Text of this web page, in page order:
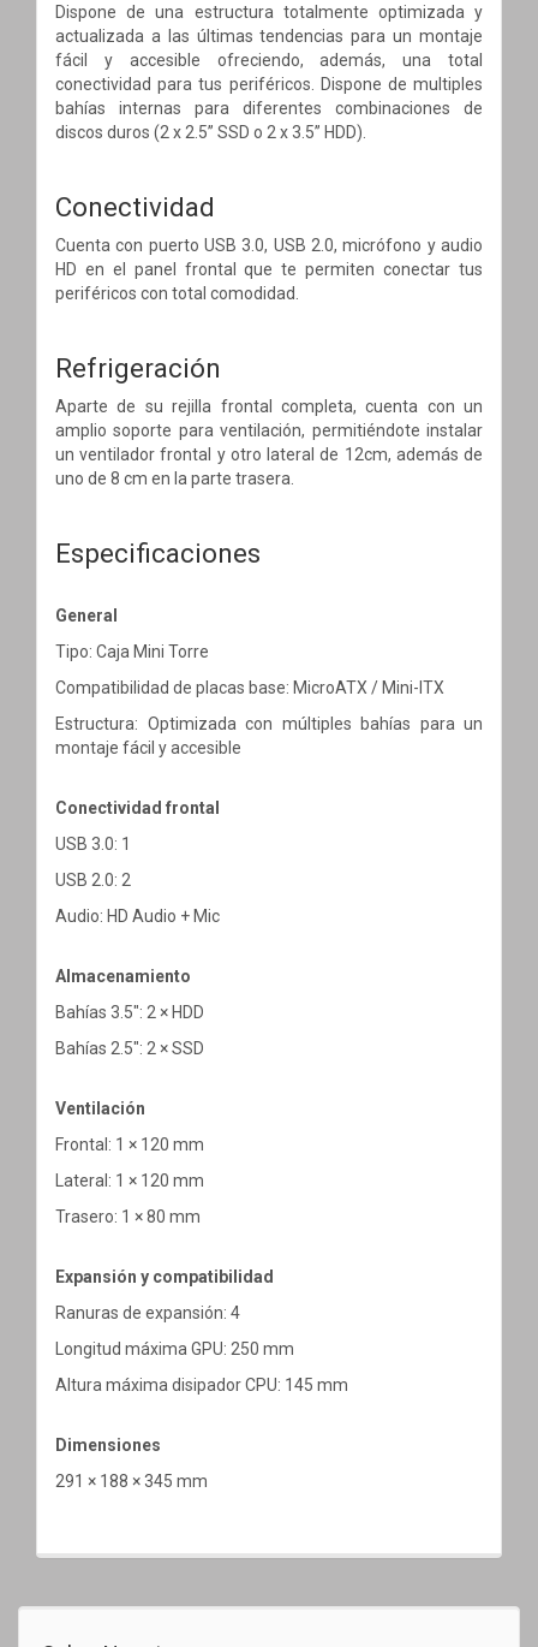
Dispone de una estructura totalmente optimizada y
actualizada a las últimas tendencias para un montaje
fácil y accesible ofreciendo, además, una total
conectividad para tus periféricos. Dispone de multiples
bahías internas para diferentes combinaciones de
discos duros (2 x 2.5” SSD o 2 x 3.5” HDD).
Conectividad
Cuenta con puerto USB 3.0, USB 2.0, micrófono y audio
HD en el panel frontal que te permiten conectar tus
periféricos con total comodidad.
Refrigeración
Aparte de su rejilla frontal completa, cuenta con un
amplio soporte para ventilación, permitiéndote instalar
un ventilador frontal y otro lateral de 12cm, además de
uno de 8 cm en la parte trasera.
Especificaciones
General
Tipo: Caja Mini Torre
Compatibilidad de placas base: MicroATX / Mini-ITX
Estructura: Optimizada con múltiples bahías para un
montaje fácil y accesible
Conectividad frontal
USB 3.0: 1
USB 2.0: 2
Audio: HD Audio + Mic
Almacenamiento
Bahías 3.5": 2 × HDD
Bahías 2.5": 2 × SSD
Ventilación
Frontal: 1 × 120 mm
Lateral: 1 × 120 mm
Trasero: 1 × 80 mm
Expansión y compatibilidad
Ranuras de expansión: 4
Longitud máxima GPU: 250 mm
Altura máxima disipador CPU: 145 mm
Dimensiones
291 × 188 × 345 mm